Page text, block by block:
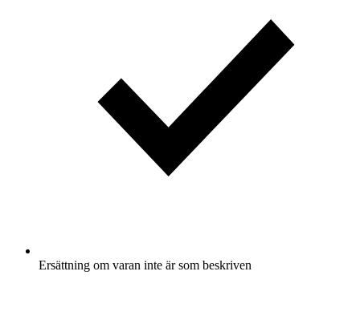
Ersättning om varan inte är som beskriven